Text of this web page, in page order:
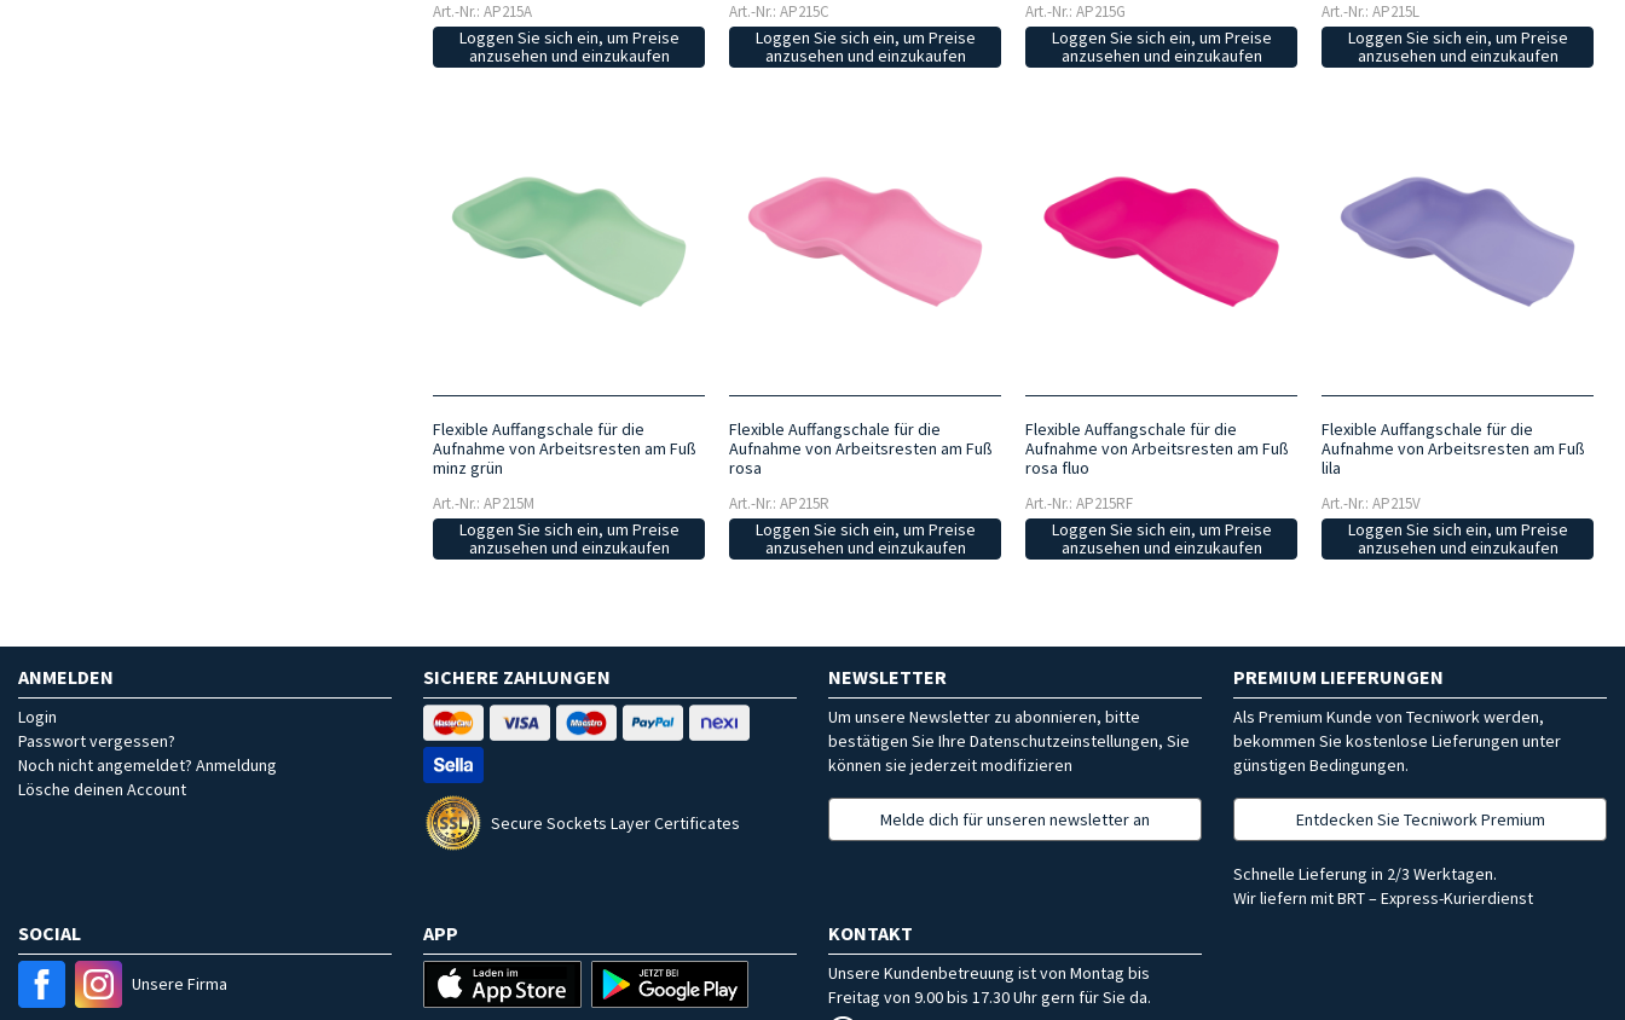
Art.-Nr.: AP215A
Loggen Sie sich ein, um Preise
anzusehen und einzukaufen
Art.-Nr.: AP215C
Loggen Sie sich ein, um Preise
anzusehen und einzukaufen
Art.-Nr.: AP215G
Loggen Sie sich ein, um Preise
anzusehen und einzukaufen
Art.-Nr.: AP215L
Loggen Sie sich ein, um Preise
anzusehen und einzukaufen
Flexible Auffangschale für die
Aufnahme von Arbeitsresten am Fuß
minz grün
Art.-Nr.: AP215M
Loggen Sie sich ein, um Preise
anzusehen und einzukaufen
Flexible Auffangschale für die
Aufnahme von Arbeitsresten am Fuß
rosa
Art.-Nr.: AP215R
Loggen Sie sich ein, um Preise
anzusehen und einzukaufen
Flexible Auffangschale für die
Aufnahme von Arbeitsresten am Fuß
rosa fluo
Art.-Nr.: AP215RF
Loggen Sie sich ein, um Preise
anzusehen und einzukaufen
Flexible Auffangschale für die
Aufnahme von Arbeitsresten am Fuß
lila
Art.-Nr.: AP215V
Loggen Sie sich ein, um Preise
anzusehen und einzukaufen
ANMELDEN
Login
Passwort vergessen?
Noch nicht angemeldet? Anmeldung
Lösche deinen Account
SICHERE ZAHLUNGEN
Secure Sockets Layer Certificates
NEWSLETTER
Um unsere Newsletter zu abonnieren, bitte
bestätigen Sie Ihre Datenschutzeinstellungen, Sie
können sie jederzeit modifizieren
Melde dich für unseren newsletter an
PREMIUM LIEFERUNGEN
Als Premium Kunde von Tecniwork werden,
bekommen Sie kostenlose Lieferungen unter
günstigen Bedingungen.
Entdecken Sie Tecniwork Premium
Schnelle Lieferung in 2/3 Werktagen.
Wir liefern mit BRT – Express-Kurierdienst
SOCIAL
Unsere Firma
APP KONTAKT
Unsere Kundenbetreuung ist von Montag bis
Freitag von 9.00 bis 17.30 Uhr gern für Sie da.